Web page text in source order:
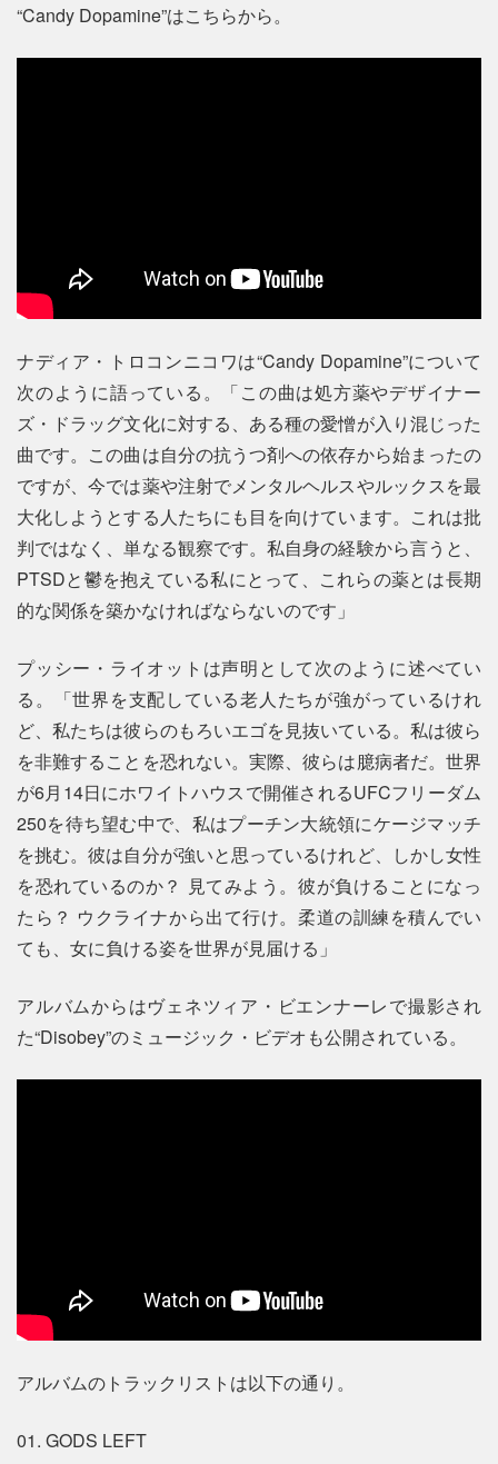
“Candy Dopamine”はこちらから。
ナディア・トロコンニコワは“Candy Dopamine”について
次のように語っている。「この曲は処方薬やデザイナー
ズ・ドラッグ文化に対する、ある種の愛憎が入り混じった
曲です。この曲は自分の抗うつ剤への依存から始まったの
ですが、今では薬や注射でメンタルヘルスやルックスを最
大化しようとする人たちにも目を向けています。これは批
判ではなく、単なる観察です。私自身の経験から言うと、
PTSDと鬱を抱えている私にとって、これらの薬とは長期
的な関係を築かなければならないのです」
プッシー・ライオットは声明として次のように述べてい
る。「世界を支配している老人たちが強がっているけれ
ど、私たちは彼らのもろいエゴを見抜いている。私は彼ら
を非難することを恐れない。実際、彼らは臆病者だ。世界
が6月14日にホワイトハウスで開催されるUFCフリーダム
250を待ち望む中で、私はプーチン大統領にケージマッチ
を挑む。彼は自分が強いと思っているけれど、しかし女性
を恐れているのか？ 見てみよう。彼が負けることになっ
たら？ ウクライナから出て行け。柔道の訓練を積んでい
ても、女に負ける姿を世界が見届ける」
アルバムからはヴェネツィア・ビエンナーレで撮影され
た“Disobey”のミュージック・ビデオも公開されている。
アルバムのトラックリストは以下の通り。
01. GODS LEFT